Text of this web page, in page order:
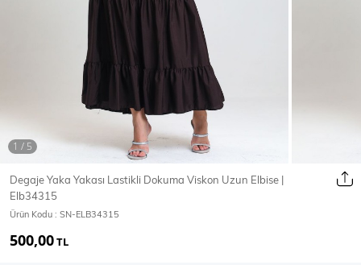
Mont & Kaban
T-Shirt
BODY
Degaje Yaka Yakası Lastikli Dokuma Viskon Uzun Elbise |
Elb34315
Ürün Kodu : SN-ELB34315
500,00TL